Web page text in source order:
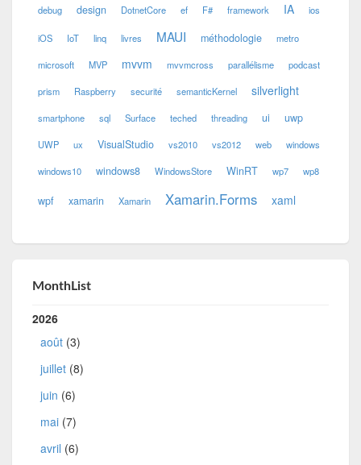
debug design DotnetCore ef F# framework IA ios
iOS IoT linq livres MAUI méthodologie metro
microsoft MVP mvvm mvvmcross parallélisme podcast
prism Raspberry securité semanticKernel silverlight
smartphone sql Surface teched threading ui uwp
UWP ux VisualStudio vs2010 vs2012 web windows
windows10 windows8 WindowsStore WinRT wp7 wp8
wpf xamarin Xamarin Xamarin.Forms xaml
MonthList
2026
août (3)
juillet (8)
juin (6)
mai (7)
avril (6)